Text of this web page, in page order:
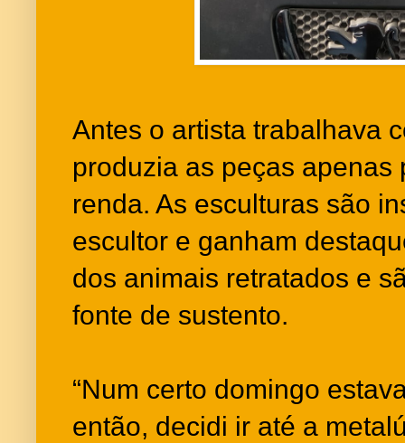
Antes o artista trabalhava
produzia as peças apenas
renda. As esculturas são
escultor e ganham
dos animais retratados e
fonte de sustento.
“Num certo domingo
então, decidi ir até a